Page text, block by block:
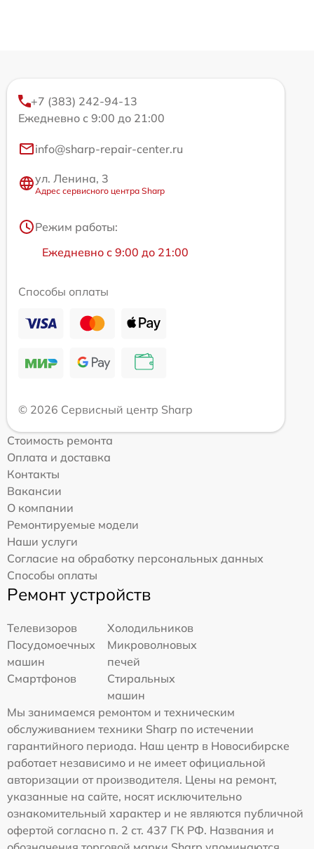
+7 (383) 242-94-13
Ежедневно с 9:00 до 21:00
info@sharp-repair-center.ru
ул. Ленина, 3
Адрес сервисного центра Sharp
Режим работы:
Ежедневно с 9:00 до 21:00
Способы оплаты
© 2026 Сервисный центр Sharp
Стоимость ремонта
Оплата и доставка
Контакты
Вакансии
О компании
Ремонтируемые модели
Наши услуги
Согласие на обработку персональных данных
Способы оплаты
Ремонт устройств
Телевизоров
Холодильников
Посудомоечных
машин
Микроволновых
печей
Смартфонов
Стиральных
машин
Мы занимаемся ремонтом и техническим
обслуживанием техники Sharp по истечении
гарантийного периода. Наш центр в Новосибирске
работает независимо и не имеет официальной
авторизации от производителя. Цены на ремонт,
указанные на сайте, носят исключительно
ознакомительный характер и не являются публичной
офертой согласно п. 2 ст. 437 ГК РФ. Названия и